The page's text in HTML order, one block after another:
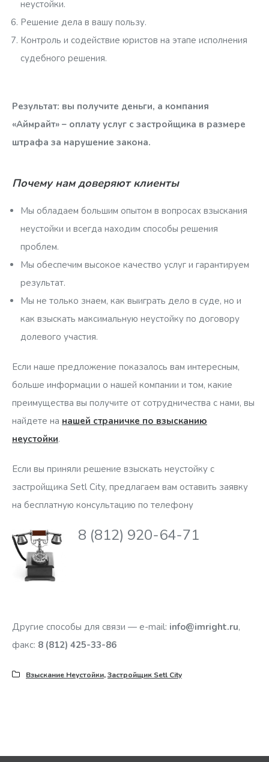
неустойки.
Решение дела в вашу пользу.
Контроль и содействие юристов на этапе исполнения
судебного решения.
Результат: вы получите деньги, а компания
«Аймрайт» – оплату услуг с застройщика в размере
штрафа за нарушение закона.
Почему нам доверяют клиенты
Мы обладаем большим опытом в вопросах взыскания
неустойки и всегда находим способы решения
проблем.
Мы обеспечим высокое качество услуг и гарантируем
результат.
Мы не только знаем, как выиграть дело в суде, но и
как взыскать максимальную неустойку по договору
долевого участия.
Если наше предложение показалось вам интересным,
больше информации о нашей компании и том, какие
преимущества вы получите от сотрудничества с нами, вы
найдете на нашей страничке по взысканию
неустойки.
Если вы приняли решение взыскать неустойку с
застройщика Setl City, предлагаем вам оставить заявку
на бесплатную консультацию по телефону
8 (812) 920-64-71
Другие способы для связи — e-mail: info@imright.ru,
факс: 8 (812) 425-33-86
Взыскание Неустойки,Застройщик Setl City